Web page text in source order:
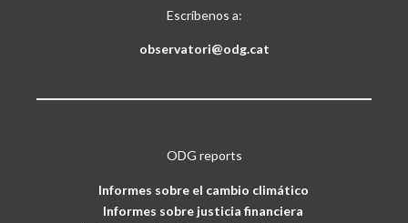
Escríbenos a:
observatori@odg.cat
ODG reports
Informes sobre el cambio climático
Informes sobre justicia financiera